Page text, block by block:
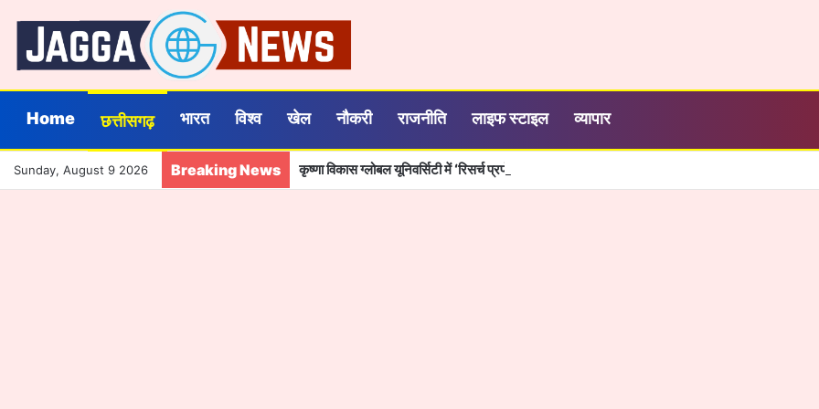
Home छत्तीसगढ़ भारत विश्व खेल नौकरी राजनीति लाइफ स्टाइल व्यापार
Sunday, August 9 2026 Breaking News कृष्णा विकास ग्लोबल यूनिवर्सिटी में ‘रिसर्च प्रपोज़ल टू पब्लिकेशन’ विषय पर विशेष कार्यशाला का सफल आयोजन